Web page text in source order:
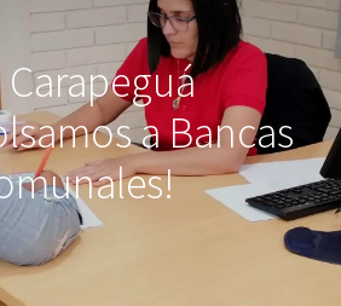
Carapeguá
a Bancas